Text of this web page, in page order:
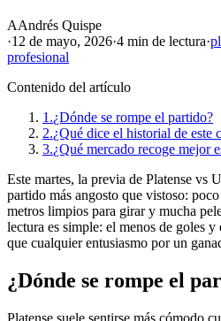
AAndrés Quispe
·12 de mayo, 2026·4 min de lectura·
profesional
Contenido del artículo
1.¿Dónde se rompe el partido?
2.¿Qué dice el historial de este
3.¿Qué mercado recoge mejor
Este martes, la previa de Platense vs
partido más angosto que vistoso:
metros limpios para girar y mucha
lectura es simple: el menos de goles
que cualquier entusiasmo por un
¿Dónde se rompe el
Platense suele sentirse más cómodo